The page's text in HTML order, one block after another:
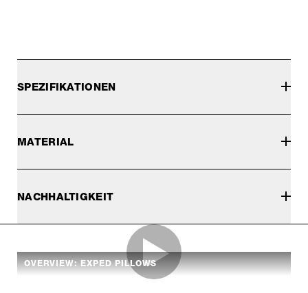
SPEZIFIKATIONEN
MATERIAL
NACHHALTIGKEIT
OVERVIEW: EXPED PILLOWS